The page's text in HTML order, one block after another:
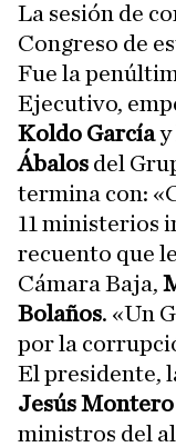
La sesión de
Congreso de
Fue la
Ejecutivo,
Koldo Garcíay
Ábalos del
termina con:
11 ministerios
recuento que
Cámara Baja,
Bolaños. «Un
por la
El presidente,
Jesús Montero
ministros del